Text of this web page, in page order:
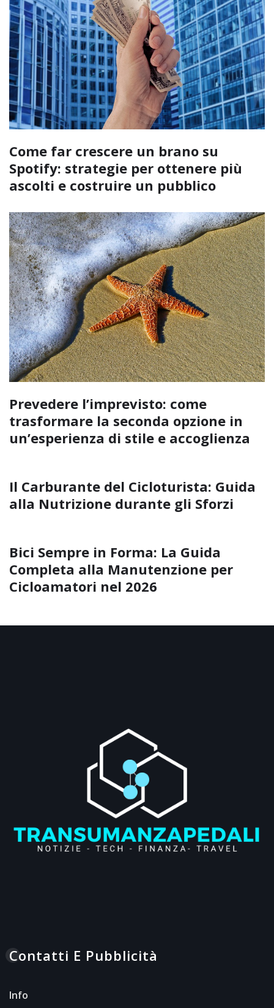
Come far crescere un brano su
Spotify: strategie per ottenere più
ascolti e costruire un pubblico
Prevedere l’imprevisto: come
trasformare la seconda opzione in
un’esperienza di stile e accoglienza
Il Carburante del Cicloturista: Guida
alla Nutrizione durante gli Sforzi
Bici Sempre in Forma: La Guida
Completa alla Manutenzione per
Cicloamatori nel 2026
Contatti E Pubblicità
Info